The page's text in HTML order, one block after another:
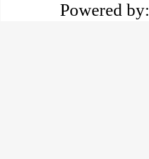
Powered by: